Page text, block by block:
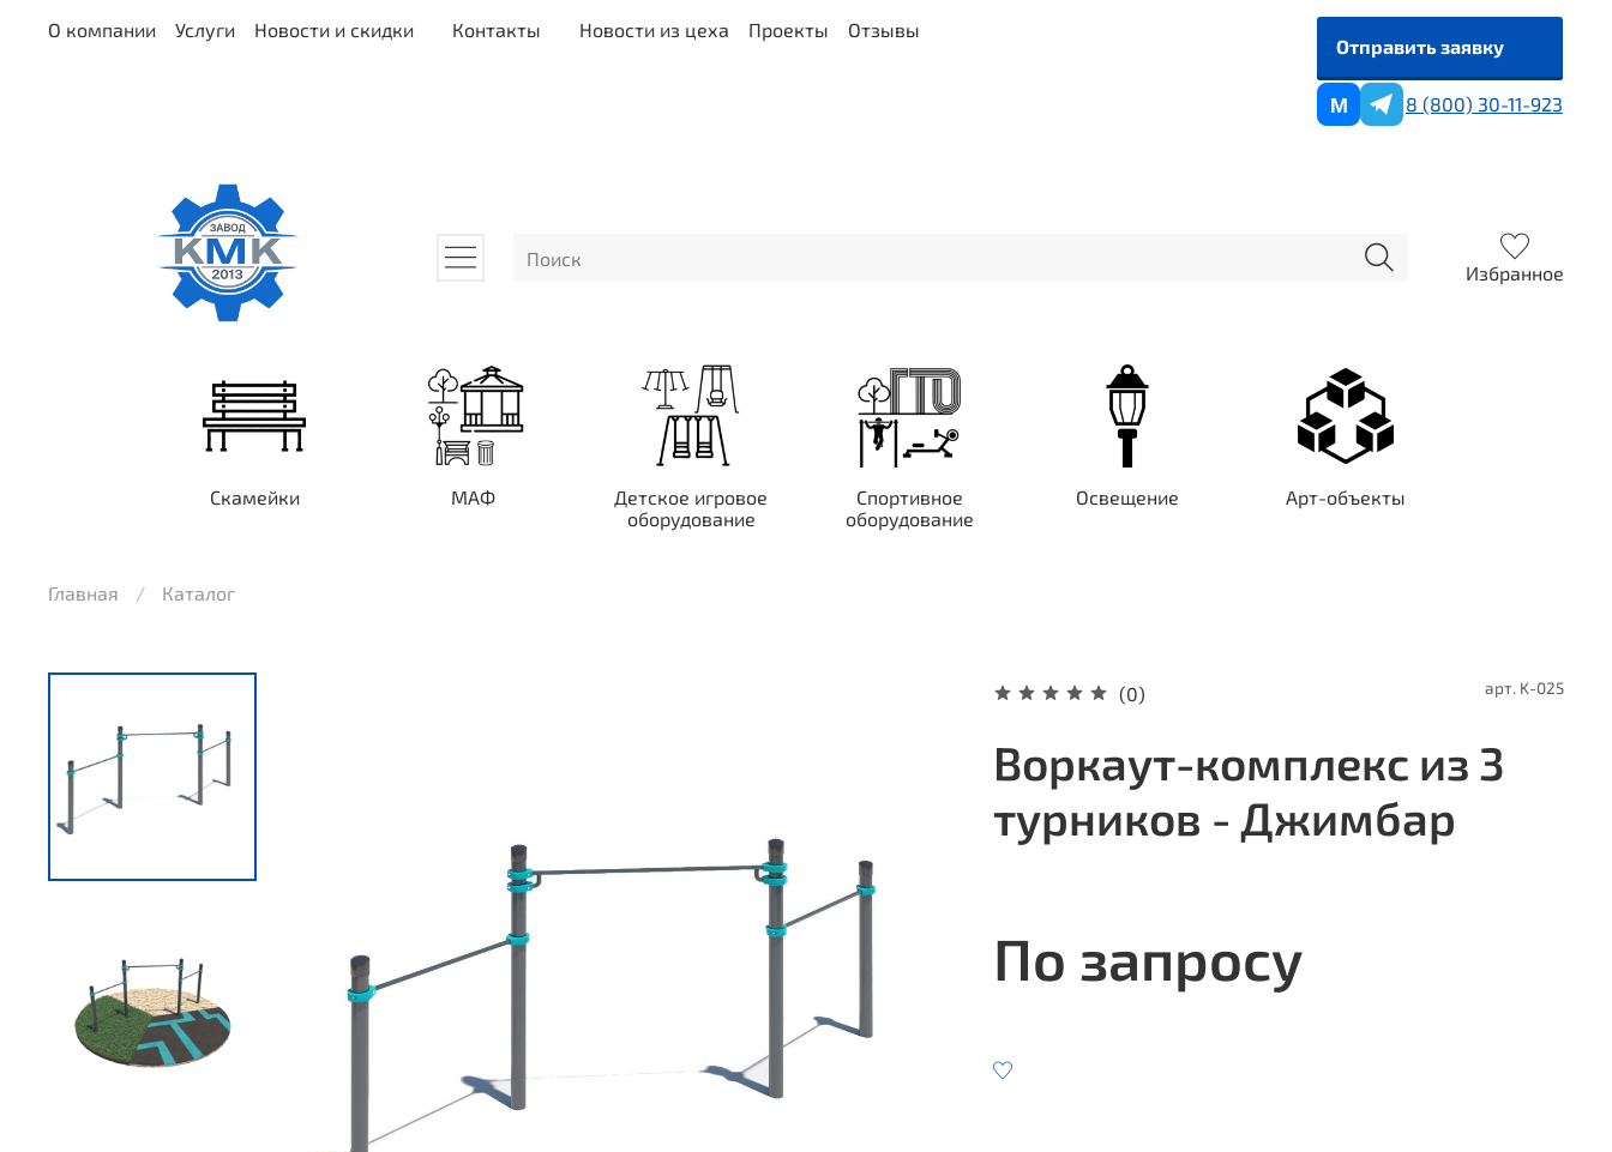
О компании Услуги Новости и скидки Контакты Новости из цеха Проекты Отзывы
Отправить заявку
M 8 (800) 30-11-923
Избранное
Скамейки МАФ
Детское игровое
оборудование
Спортивное
оборудование
Освещение Арт-объекты
Главная Каталог
(0) арт. K-025
Воркаут-комплекс из 3
турников - Джимбар
По запросу